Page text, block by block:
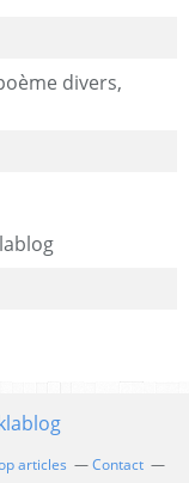
divers,
articles
Contact